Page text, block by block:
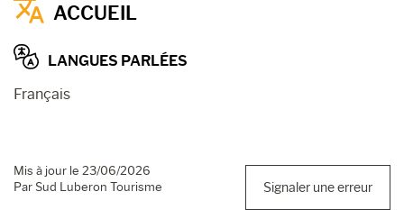
ACCUEIL
LANGUES PARLÉES
Français
Mis à jour le 23/06/2026
Par Sud Luberon Tourisme
Signaler une erreur